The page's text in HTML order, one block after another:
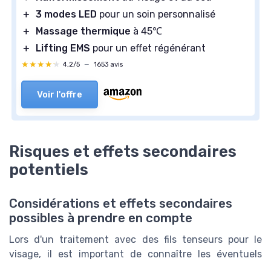
＋ 3 modes LED pour un soin personnalisé
＋
Massage thermique à 45℃
＋
Lifting EMS pour un effet régénérant
★★★★★
★★★★★ 4,2/5 — 1653 avis
Voir l'offre
Risques et effets secondaires
potentiels
Considérations et effets secondaires
possibles à prendre en compte
Lors d'un traitement avec des fils tenseurs pour le
visage, il est important de connaître les éventuels